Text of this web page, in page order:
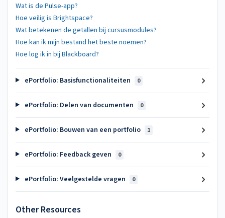
Wat is de Pulse-app?
Hoe veilig is Brightspace?
Wat betekenen de getallen bij cursusmodules?
Hoe kan ik mijn bestand het beste noemen?
Hoe log ik in bij Blackboard?
ePortfolio: Basisfunctionaliteiten 0
ePortfolio: Delen van documenten 0
ePortfolio: Bouwen van een portfolio 1
ePortfolio: Feedback geven 0
ePortfolio: Veelgestelde vragen 0
Other Resources